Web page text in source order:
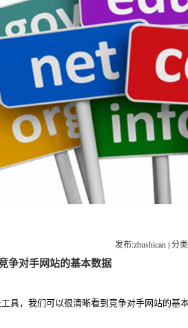
发布:zhushican | 分
争对手网站的基本数据
具，我们可以很清晰看到竞争对手网站的基